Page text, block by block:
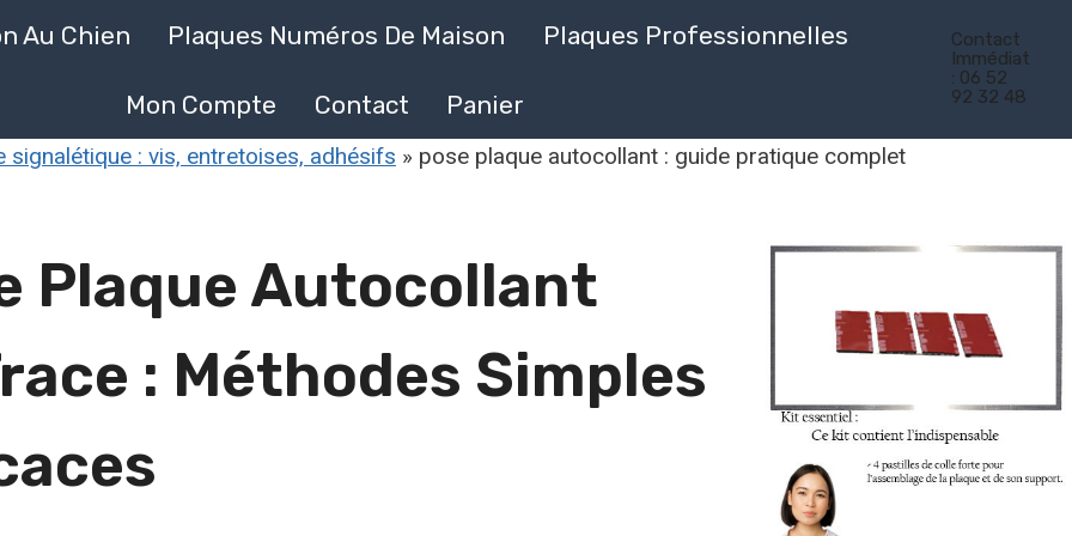
Au Chien Plaques Numéros De Maison Plaques Professionnelles
Mon Compte Contact Panier
Contact
Immédiat
: 06 52
92 32 48
signalétique : vis, entretoises, adhésifs » pose plaque autocollant : guide pratique complet
Plaque Autocollant
: Méthodes Simples